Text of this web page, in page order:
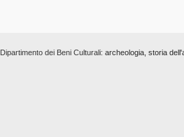
Dipartimento dei Beni Culturali: archeologia, storia